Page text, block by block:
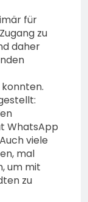
für
zu
daher
WhatsApp
viele
mal
um mit
zu